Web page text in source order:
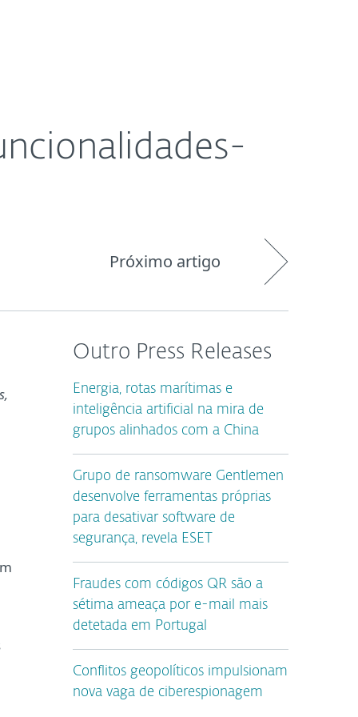
Próximo artigo
Outro Press Releases
Energia, rotas marítimas e
inteligência artificial na mira de
grupos alinhados com a China
Grupo de ransomware Gentlemen
desenvolve ferramentas próprias
para desativar software de
segurança, revela ESET
Fraudes com códigos QR são a
sétima ameaça por e-mail mais
detetada em Portugal
Conflitos geopolíticos impulsionam
nova vaga de ciberespionagem